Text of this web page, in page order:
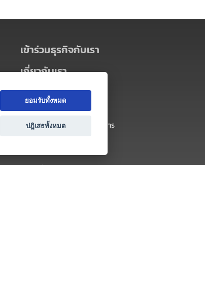
เข้าร่วมธุรกิจกับเรา
เกี่ยวกับเรา
เกี่ยวกับ Thai MICE Connect
นโยบายความเป็นส่วนตัว
ข้อตกลง และเงื่อนไขการใช้บริการ
ยอมรับทั้งหมด
ปฎิเสธทั้งหมด